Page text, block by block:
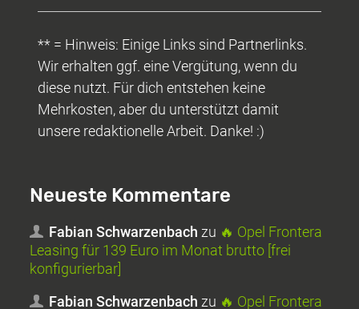
** = Hinweis: Einige Links sind Partnerlinks.
Wir erhalten ggf. eine Vergütung, wenn du
diese nutzt. Für dich entstehen keine
Mehrkosten, aber du unterstützt damit
unsere redaktionelle Arbeit. Danke! :)
Neueste Kommentare
Fabian Schwarzenbach zu 🔥 Opel Frontera
Leasing für 139 Euro im Monat brutto [frei
konfigurierbar]
Fabian Schwarzenbach zu 🔥 Opel Frontera